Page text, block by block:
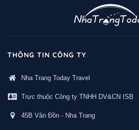
THÔNG TIN CÔNG TY
Nha Trang Today Travel
Trực thuộc Công ty TNHH DV&CN ISB
45B Vân Đồn - Nha Trang